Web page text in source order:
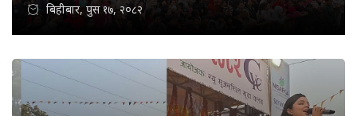
बिहीबार, पुस १७, २०८२